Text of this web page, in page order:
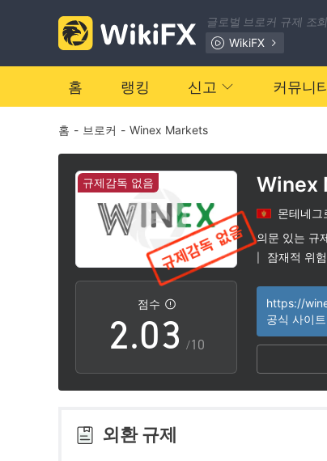
글로벌 브로커 규제 조
WikiFX
홈 랭킹 신고 커뮤니
홈 - 브로커 - Winex Markets
규제감독 없음
점수
0
1
2
3
4
.0
1
2
0
1
2
3
4
5
/10
Winex
몬테네그
의문 있는 규
잠재적 위
https://
공식 사이트
외환 규제